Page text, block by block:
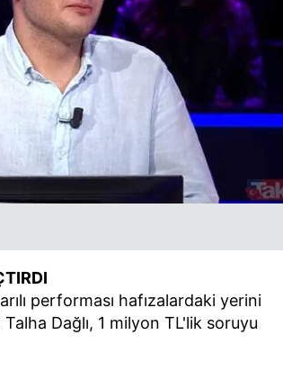
performası hafızalardaki yerini
Dağlı, 1 milyon TL'lik soruyu